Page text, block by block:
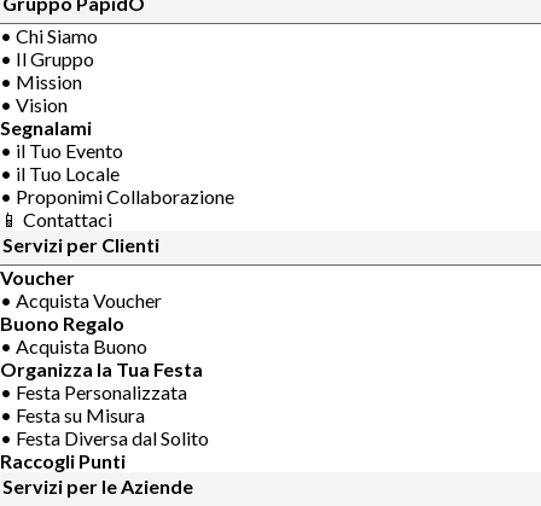
• Chi Siamo
• Il Gruppo
• Mission
• Vision
Segnalami
• il Tuo Evento
• il Tuo Locale
• Proponimi Collaborazione
📱 Contattaci
Servizi per Clienti
Voucher
• Acquista Voucher
Buono Regalo
• Acquista Buono
Organizza la Tua Festa
• Festa Personalizzata
• Festa su Misura
• Festa Diversa dal Solito
Raccogli Punti
Servizi per le Aziende